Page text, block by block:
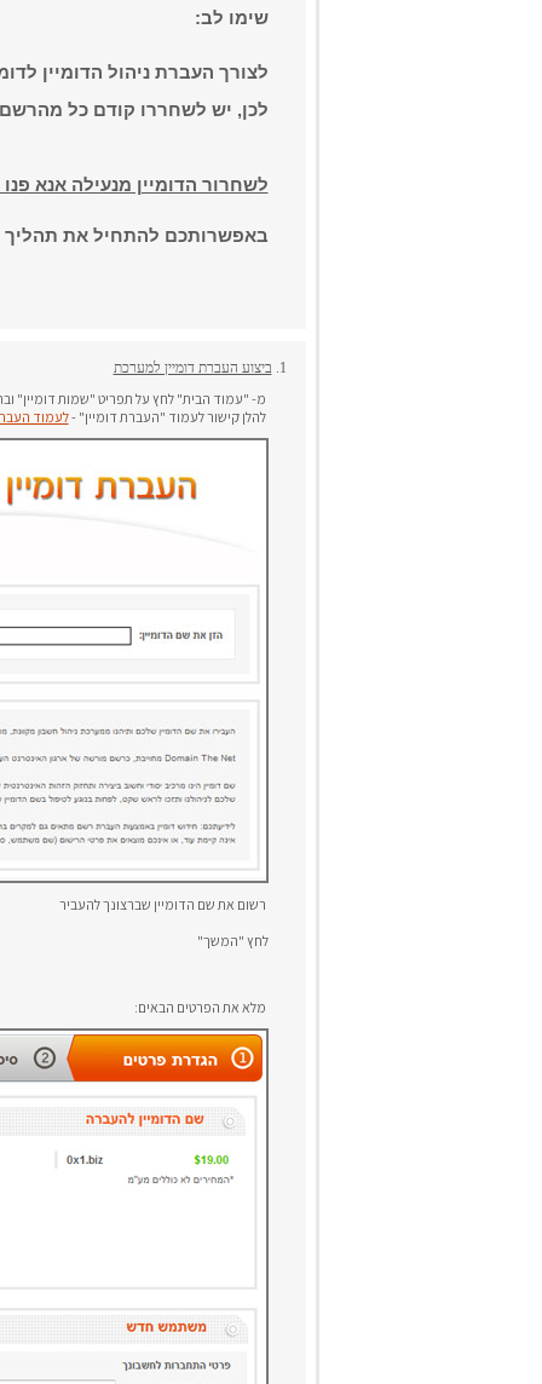
שימו לב:
לצורך העברת ניהול הדומיין
לכן, יש לשחררו קודם כל
לשחרור הדומיין מנעילה אנא
באפשרותכם להתחיל את תהליך
1. ביצוע העברת דומיין למערכת
מ- "עמוד הבית" לחץ על תפריט "שמות דומיין"
להלן קישור לעמוד "העברת דומיין" -לעמוד
רשום את שם הדומיין שברצונך להעביר
לחץ "המשך"
מלא את הפרטים הבאים: